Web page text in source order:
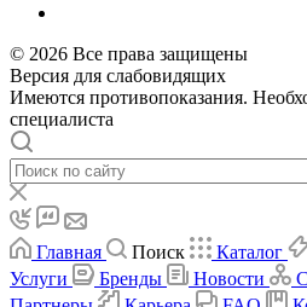
© 2026 Все права защищены
Версия для слабовидящих
Имеются противопоказания.
специалиста
Главная Поиск Каталог
Услуги
Бренды Новости